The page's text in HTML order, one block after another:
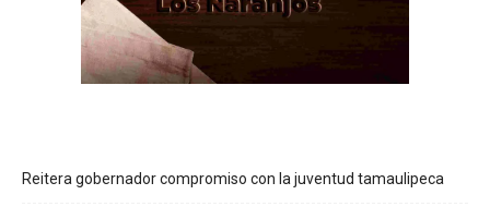
Reitera gobernador compromiso con la juventud tamaulipeca